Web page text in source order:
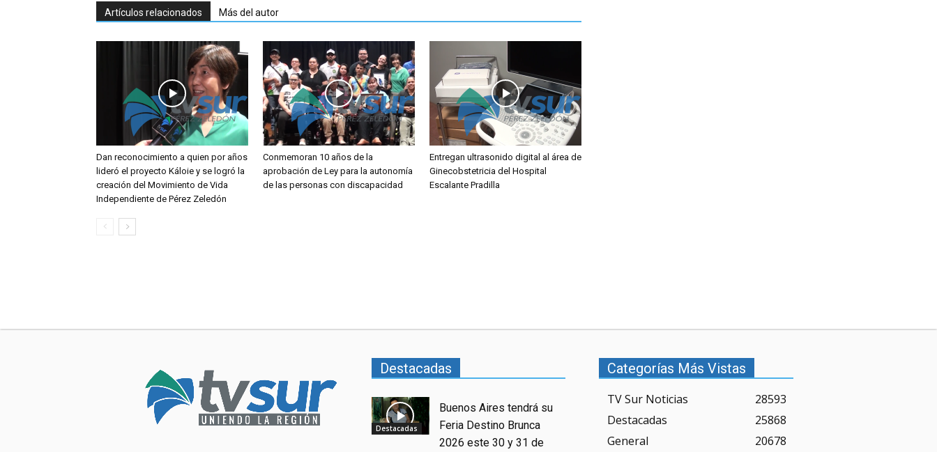
Artículos relacionados Más del autor
Dan reconocimiento a quien por años
lideró el proyecto Káloie y se logró la
creación del Movimiento de Vida
Independiente de Pérez Zeledón
Conmemoran 10 años de la
aprobación de Ley para la autonomía
de las personas con discapacidad
Entregan ultrasonido digital al área de
Ginecobstetricia del Hospital
Escalante Pradilla
Destacadas
Destacadas
Buenos Aires tendrá su
Feria Destino Brunca
2026 este 30 y 31 de
Categorías Más Vistas
TV Sur Noticias
28593
Destacadas
25868
General
20678